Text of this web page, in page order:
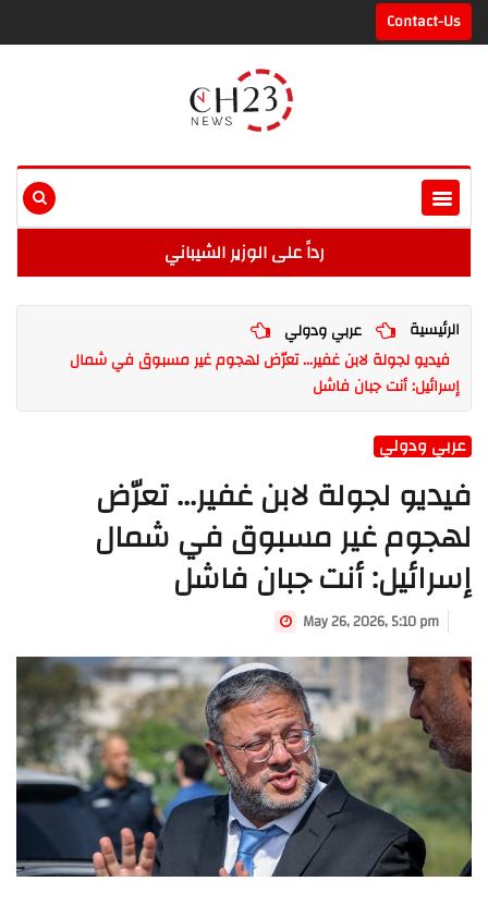
Contact-Us
رداً على الوزير الشيباني
الرئيسية
عربي ودولي
فيديو لجولة لابن غفير... تعرّض لهجوم غير مسبوق في شمال
إسرائيل: أنت جبان فاشل
عربي ودولي
فيديو لجولة لابن غفير... تعرّض
لهجوم غير مسبوق في شمال
إسرائيل: أنت جبان فاشل
May 26, 2026, 5:10 pm